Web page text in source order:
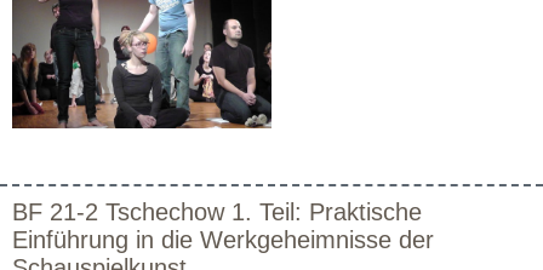
BF 21-2 Tschechow 1. Teil: Praktische
Einführung in die Werkgeheimnisse der